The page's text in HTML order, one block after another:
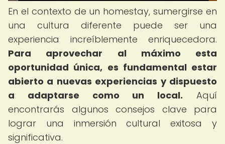
En el contexto de un homestay, sumergirse en
una cultura diferente puede ser una
experiencia increíblemente enriquecedora.
Para aprovechar al máximo esta
oportunidad única, es fundamental estar
abierto a nuevas experiencias y dispuesto
a adaptarse como un local. Aquí
encontrarás algunos consejos clave para
lograr una inmersión cultural exitosa y
significativa.